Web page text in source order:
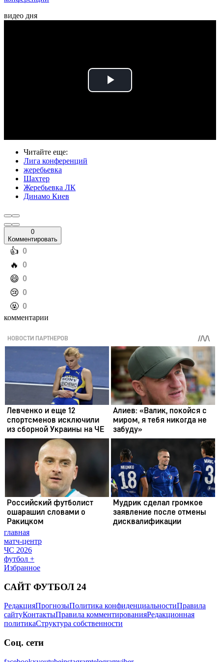
видео дня
Play
Читайте еще:
Лига конференций
жеребьевка
Шахтер
Жеребьевка ЛК
Динамо Киев
0
Комментировать
️👍 0
️🔥 0
️😄 0
️😢 0
️🤬 0
комментарии
главная
матч-центр
ЧС 2026
футбол +
Избранное
САЙТ ФУТБОЛ 24
РедакцияПрогнозыПолитика конфиденциальностиПравила
сайтуКонтактыПравила комментированияРедакционная
политикаСтруктура собственности
Соц. сети